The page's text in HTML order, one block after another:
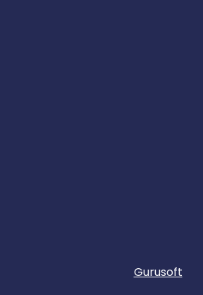
Gurusoft